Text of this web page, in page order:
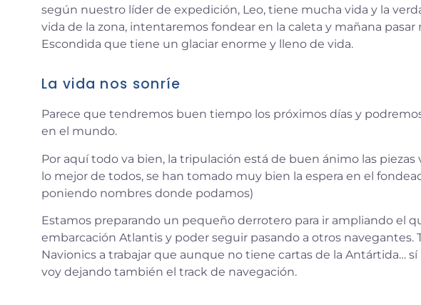
según nuestro líder de expedición, Leo, tiene mucha vida y la
vida de la zona, intentaremos fondear en la caleta y mañana
Escondida que tiene un glaciar enorme y lleno de vida.
La vida nos sonríe
Parece que tendremos buen tiempo los próximos días y
en el mundo.
Por aquí todo va bien, la tripulación está de buen ánimo las
lo mejor de todos, se han tomado muy bien la espera en el
poniendo nombres donde podamos)
Estamos preparando un pequeño derrotero para ir ampliando el
embarcación Atlantis y poder seguir pasando a otros navegantes.
Navionics a trabajar que aunque no tiene cartas de la Antártida…
voy dejando también el track de navegación.